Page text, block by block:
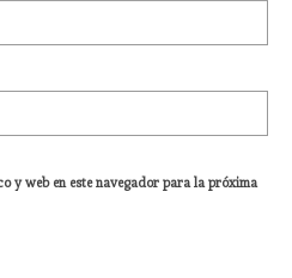
y web en este navegador para la próxima